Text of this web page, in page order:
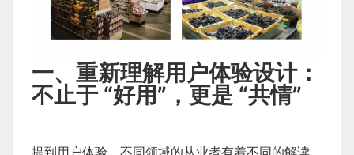
一、重新理解用户体验设计：
不止于 “好用”，更是 “共情”